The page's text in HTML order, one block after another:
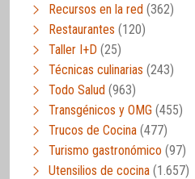
Recursos en la red (362)
Restaurantes (120)
Taller I+D (25)
Técnicas culinarias (243)
Todo Salud (963)
Transgénicos y OMG (455)
Trucos de Cocina (477)
Turismo gastronómico (97)
Utensilios de cocina (1.657)